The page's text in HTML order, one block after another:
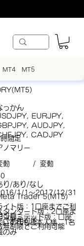
MT4 MT5
っかん
EURJPY,
AUDJPY,
CADJPY
ノマリー
動 / 変動
り/あり/なし
1/1～2017/12/31
Trader 5(MT5)
間足
イト版：1口座までご利
可能
タンダード版：2口座ま
ご利用可能
ンリミテッド版：口座
無制限でご利用可能
ずれもご本人様、1名
のみ